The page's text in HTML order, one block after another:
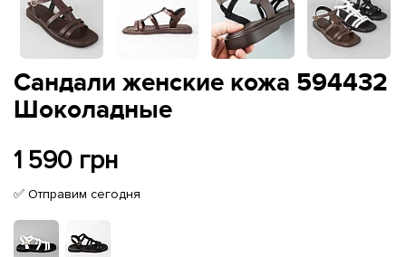
Сандали женские кожа 594432
Шоколадные
1 590 грн
✅ Отправим сегодня